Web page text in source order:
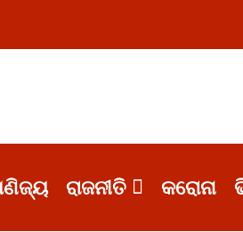
ରାଜନୀତି କରୋନା